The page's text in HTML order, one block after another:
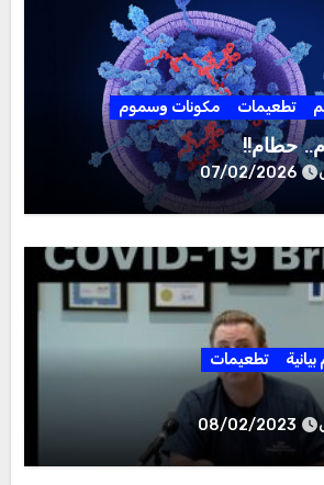
تطعيمات مكونات وسموم
حطام!!
07/02/2026
تطعيمات
08/02/2023